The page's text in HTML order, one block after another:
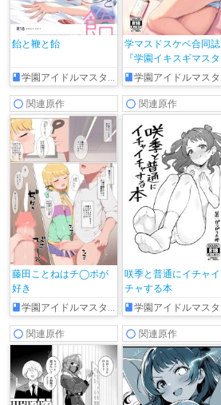
飴と鞭と飴
学園アイドルマスター
学マスドスケベ合同誌
『学園イキスギマスタ
ー3』
学園アイドルマスター
関連原作
藤田ことねはチ◯ポが
好き
学園アイドルマスター
関連原作
咲季と普通にイチャイ
チャする本
学園アイドルマスター
関連原作 関連原作